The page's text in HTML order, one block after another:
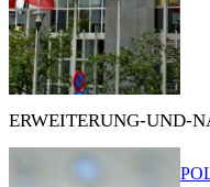
ERWEITERUNG-UND-